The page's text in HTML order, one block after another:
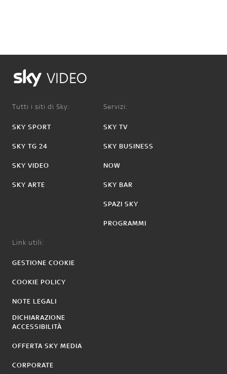
VIDEO
Tutti i siti di Sky:
SKY SPORT
SKY TG 24
SKY VIDEO
SKY ARTE
Servizi:
SKY TV
SKY BUSINESS
NOW
SKY BAR
SPAZI SKY
PROGRAMMI
Link utili:
GESTIONE COOKIE
COOKIE POLICY
NOTE LEGALI
DICHIARAZIONE
ACCESSIBILITÀ
OFFERTA SKY MEDIA
CORPORATE